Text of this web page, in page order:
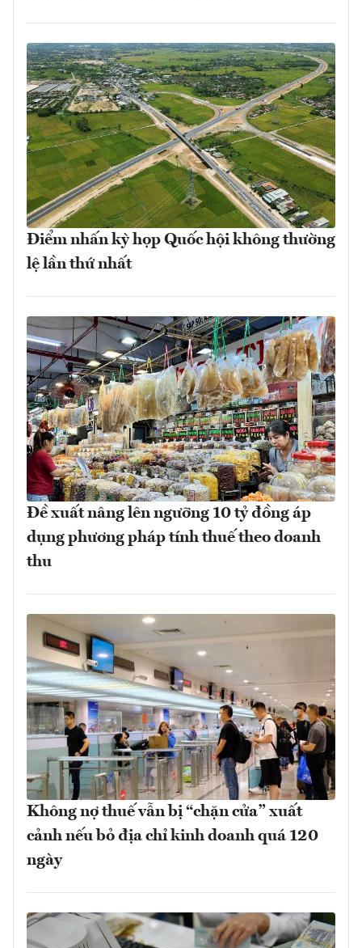
Điểm nhấn kỳ họp Quốc hội không thường
lệ lần thứ nhất
Đề xuất nâng lên ngưỡng 10 tỷ đồng áp
dụng phương pháp tính thuế theo doanh
thu
Không nợ thuế vẫn bị “chặn cửa” xuất
cảnh nếu bỏ địa chỉ kinh doanh quá 120
ngày